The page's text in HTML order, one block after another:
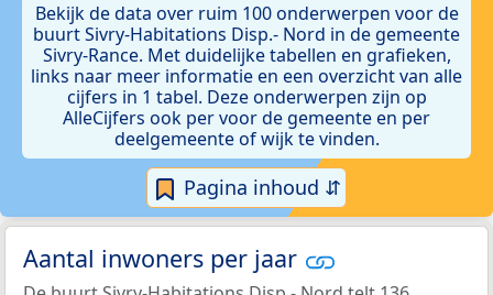
Bekijk de data over ruim 100 onderwerpen voor de
buurt Sivry-Habitations Disp.- Nord in de gemeente
Sivry-Rance. Met duidelijke tabellen en grafieken,
links naar meer informatie en een overzicht van alle
cijfers in 1 tabel. Deze onderwerpen zijn op
AlleCijfers ook per voor de gemeente en per
deelgemeente of wijk te vinden.
Pagina inhoud ⇵
Aantal inwoners per jaar